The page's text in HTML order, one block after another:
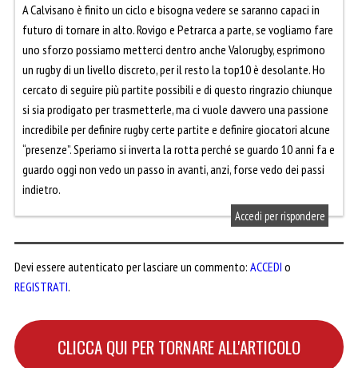
A Calvisano è finito un ciclo e bisogna vedere se saranno capaci in
futuro di tornare in alto. Rovigo e Petrarca a parte, se vogliamo fare
uno sforzo possiamo metterci dentro anche Valorugby, esprimono
un rugby di un livello discreto, per il resto la top10 è desolante. Ho
cercato di seguire più partite possibili e di questo ringrazio chiunque
si sia prodigato per trasmetterle, ma ci vuole davvero una passione
incredibile per definire rugby certe partite e definire giocatori alcune
“presenze”. Speriamo si inverta la rotta perché se guardo 10 anni fa e
guardo oggi non vedo un passo in avanti, anzi, forse vedo dei passi
indietro.
Accedi per rispondere
Devi essere autenticato per lasciare un commento: ACCEDI o
REGISTRATI.
CLICCA QUI PER TORNARE ALL'ARTICOLO